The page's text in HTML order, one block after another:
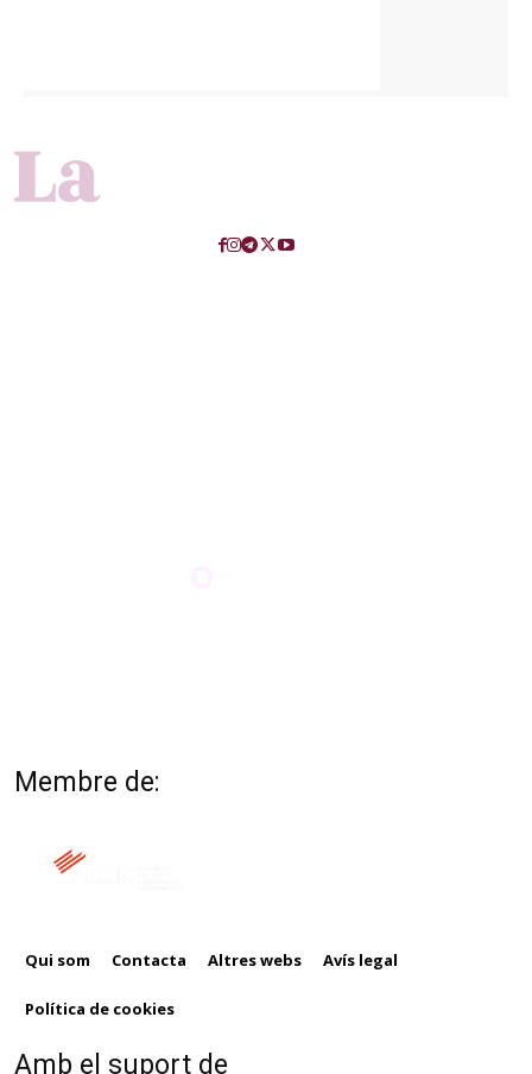
Membre de:
Qui som Contacta Altres webs Avís legal
Política de cookies
Amb el suport de